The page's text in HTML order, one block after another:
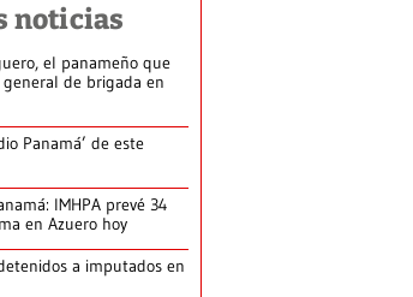
noticias
el panameño que
de brigada en
Panamá’ de este
IMHPA prevé 34
en Azuero hoy
a imputados en